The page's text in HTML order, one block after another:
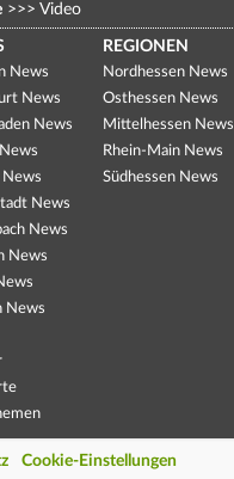
>>> Video
News
News
News
News
News
News
News
News
REGIONEN
Nordhessen News
Osthessen News
Mittelhessen News
Rhein-Main News
Südhessen News
Cookie-Einstellungen